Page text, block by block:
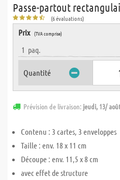
Passe-partout
(6 évaluations)
Prix (TVA comprise)
1 paq.
Quantité
Prévision de livraison: jeudi, 13/
Contenu : 3 cartes, 3 enveloppes
Taille : env. 18 x 11 cm
Découpe : env. 11,5 x 8 cm
avec effet de structure